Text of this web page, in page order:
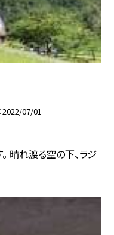
2022/07/01
晴れ渡る空の下、ラジ